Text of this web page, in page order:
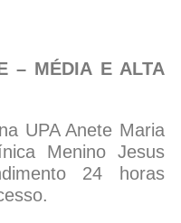
– MÉDIA E ALTA
UPA Anete Maria
Menino Jesus
24 horas